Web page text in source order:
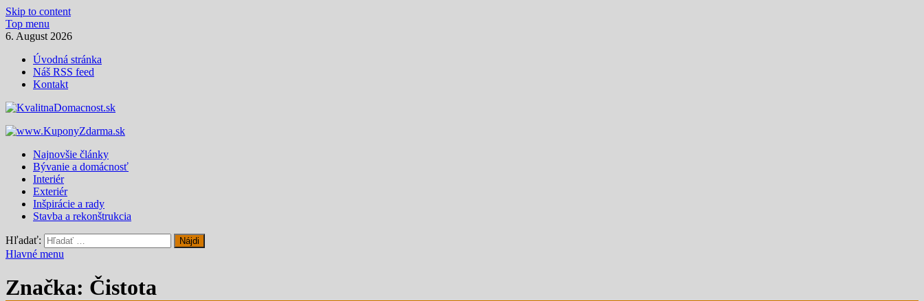
Skip to content
Top menu
6. August 2026
Úvodná stránka
Náš RSS feed
Kontakt
KvalitnaDomacnost.sk
Magazín moderného bývania
Najnovšie články
Bývanie a domácnosť
Interiér
Exteriér
Inšpirácie a rady
Stavba a rekonštrukcia
Hľadať:
Hlavné menu
Značka: Čistota